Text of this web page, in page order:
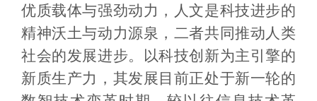
优质载体与强劲动力，人文是科技进步的
精神沃土与动力源泉，二者共同推动人类
社会的发展进步。以科技创新为主引擎的
新质生产力，其发展目前正处于新一轮的